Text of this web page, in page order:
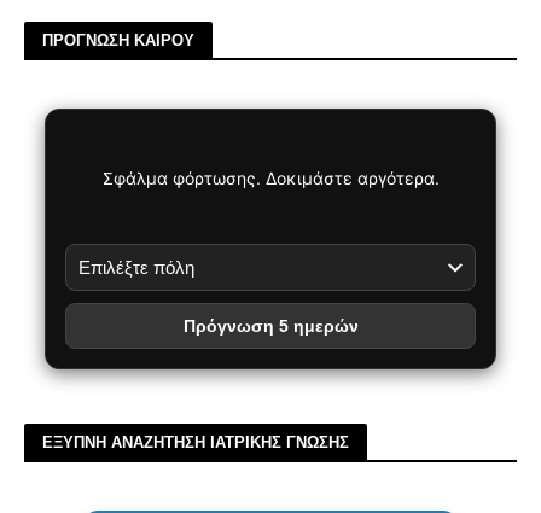
ΠΡΟΓΝΩΣΗ ΚΑΙΡΟΥ
Σφάλμα φόρτωσης. Δοκιμάστε αργότερα.
Πρόγνωση 5 ημερών
ΕΞΥΠΝΗ ΑΝΑΖΗΤΗΣΗ ΙΑΤΡΙΚΗΣ ΓΝΩΣΗΣ